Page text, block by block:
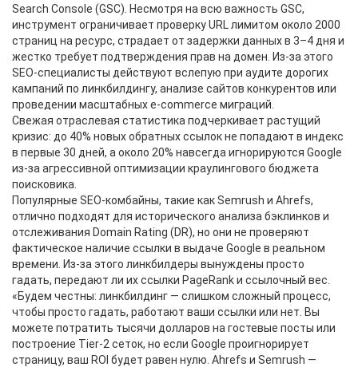
Search Console (GSC). Несмотря на всю важность GSC,
инструмент ограничивает проверку URL лимитом около 2000
страниц на ресурс, страдает от задержки данных в 3–4 дня и
жестко требует подтверждения прав на домен. Из-за этого
SEO-специалисты действуют вслепую при аудите дорогих
кампаний по линкбилдингу, анализе сайтов конкурентов или
проведении масштабных e-commerce миграций.
Свежая отраслевая статистика подчеркивает растущий
кризис: до 40% новых обратных ссылок не попадают в индекс
в первые 30 дней, а около 20% навсегда игнорируются Google
из-за агрессивной оптимизации краулингового бюджета
поисковика.
Популярные SEO-комбайны, такие как Semrush и Ahrefs,
отлично подходят для исторического анализа бэклинков и
отслеживания Domain Rating (DR), но они не проверяют
фактическое наличие ссылки в выдаче Google в реальном
времени. Из-за этого линкбилдеры вынуждены просто
гадать, передают ли их ссылки PageRank и ссылочный вес.
«Будем честны: линкбилдинг — слишком сложный процесс,
чтобы просто гадать, работают ваши ссылки или нет. Вы
можете потратить тысячи долларов на гостевые посты или
построение Tier-2 сеток, но если Google проигнорирует
страницу, ваш ROI будет равен нулю. Ahrefs и Semrush —